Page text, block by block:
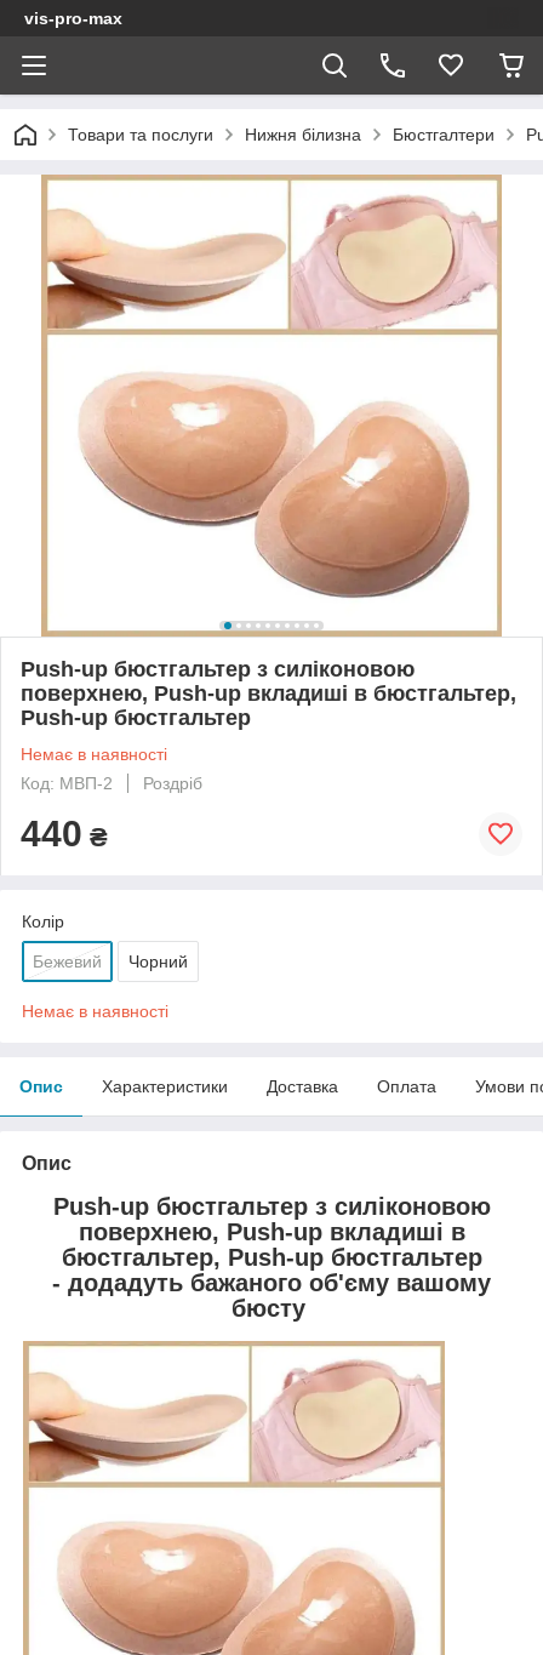
vis-pro-max
Товари та послуги Нижня білизна Бюстгалтери
Push-up бюстгальтер з силіконовою
поверхнею, Push-up вкладиші в бюстгальтер,
Push-up бюстгальтер
Немає в наявності
Код: МВП-2
Роздріб
440 ₴
Колір
Бежевий Чорний
Немає в наявності
Опис Характеристики Доставка Оплата Умови
Опис
Push-up бюстгальтер з силіконовою
поверхнею, Push-up вкладиші в
бюстгальтер, Push-up бюстгальтер
- додадуть бажаного об'єму вашому
бюсту